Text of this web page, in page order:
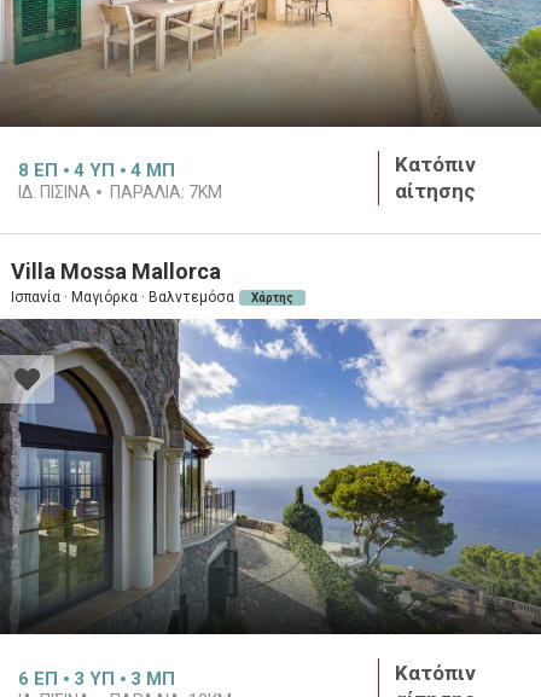
8 ΕΠ 4 ΥΠ 4 ΜΠ
ΙΔ. ΠΙΣΊΝΑ ΠΑΡΑΛΊΑ: 7KM
Κατόπιν
αίτησης
Villa Mossa Mallorca
Ισπανία · Μαγιόρκα · Βαλντεμόσα Χάρτης
6 ΕΠ 3 ΥΠ 3 ΜΠ
Κατόπιν